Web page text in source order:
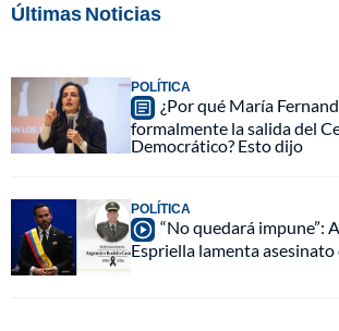
Últimas Noticias
POLÍTICA
¿Por qué María
formalmente la salida del
Democrático? Esto dijo
POLÍTICA
“No quedará impune”:
Espriella lamenta